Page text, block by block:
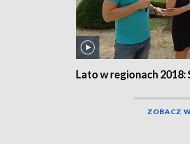
Lato w regionach 2018:
ZOBACZ